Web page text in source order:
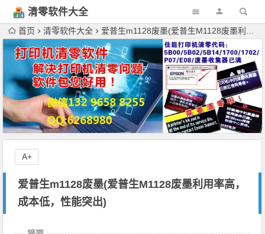
清零软件大全
下载
首页 清零软件大全 爱普生m1128废墨(爱普生M1128废墨利用率高，成本低，性能突出)
爱普生m1128废墨(爱普生M1128废墨利用率高，
成本低，性能突出)
A+